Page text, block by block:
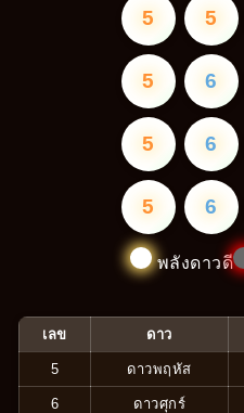
5 5
5 6
5 6
5 6
พลังดาวดี
เลข ดาว
5 ดาวพฤหัส
6 ดาวศุกร์